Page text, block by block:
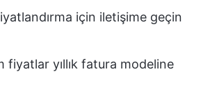
için iletişime geçin
fiyatlar yıllık fatura modeline